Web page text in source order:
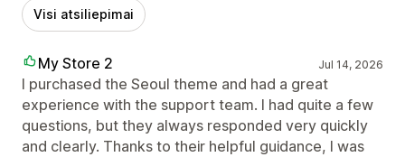
Visi atsiliepimai
My Store 2 Jul 14, 2026
I purchased the Seoul theme and had a great
experience with the support team. I had quite a few
questions, but they always responded very quickly
and clearly. Thanks to their helpful guidance, I was